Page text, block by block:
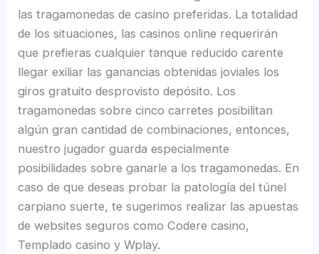
las tragamonedas de casino preferidas. La totalidad
de los situaciones, las casinos online requerirán
que prefieras cualquier tanque reducido carente
llegar exiliar las ganancias obtenidas joviales los
giros gratuito desprovisto depósito. Los
tragamonedas sobre cinco carretes posibilitan
algún gran cantidad de combinaciones, entonces,
nuestro jugador guarda especialmente
posibilidades sobre ganarle a los tragamonedas. En
caso de que deseas probar la patologí­a del túnel
carpiano suerte, te sugerimos realizar las apuestas
de websites seguros como Codere casino,
Templado casino y Wplay.